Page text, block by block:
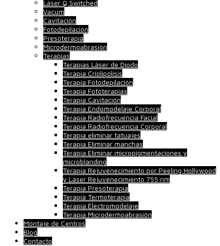
Láser Q Switched
Vacum
Cavitación
Fotodepilación
Presoterapia
Microdermoabrasión
Terapias
Terapias Láser de Diodo
Terapia Criolipólisis
Terapia Fotodepilación
Terapia Fototerapias
Terapia Cavitación
Terapia Endomodelaje Corporal
Terapia Radiofrecuencia Facial
Terapia Radiofrecuencia Corporal
Terapia eliminar tatuajes
Terapia Eliminar manchas
Terapia Eliminar micropigmentaciones y
microblanding
Terapia Rejuvenecimiento por Peeling Hollywood
y Láser Rejuvenecimiento 755 nm
Terapia Presoterapia
Terapia Termoterapia
Terapia Electromodelaje
Terapia Microdermoabrasión
Montaje de Centros
Blog
Contacto